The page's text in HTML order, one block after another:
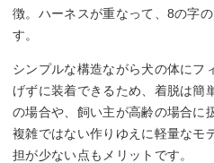
徴。ハーネスが重なって、8の字
す。
シンプルな構造ながら犬の体にフ
げずに装着できるため、着脱は簡
の場合や、飼い主が高齢の場合に
複雑ではない作りゆえに軽量なモ
担が少ない点もメリットです。